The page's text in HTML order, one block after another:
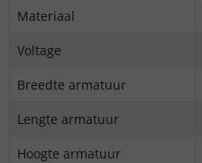
Materiaal
Voltage
Breedte armatuur
Lengte armatuur
Hoogte armatuur